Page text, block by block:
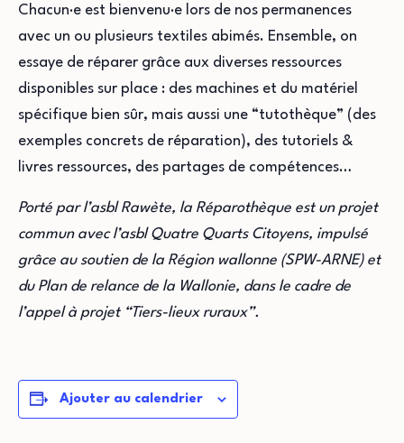
Chacun·e est bienvenu·e lors de nos permanences
avec un ou plusieurs textiles abimés. Ensemble, on
essaye de réparer grâce aux diverses ressources
disponibles sur place : des machines et du matériel
spécifique bien sûr, mais aussi une “tutothèque” (des
exemples concrets de réparation), des tutoriels &
livres ressources, des partages de compétences…
Porté par l’asbl Rawète, la Réparothèque est un projet
commun avec l’asbl Quatre Quarts Citoyens, impulsé
grâce au soutien de la Région wallonne (SPW-ARNE) et
du Plan de relance de la Wallonie, dans le cadre de
l’appel à projet “Tiers-lieux ruraux”.
Ajouter au calendrier